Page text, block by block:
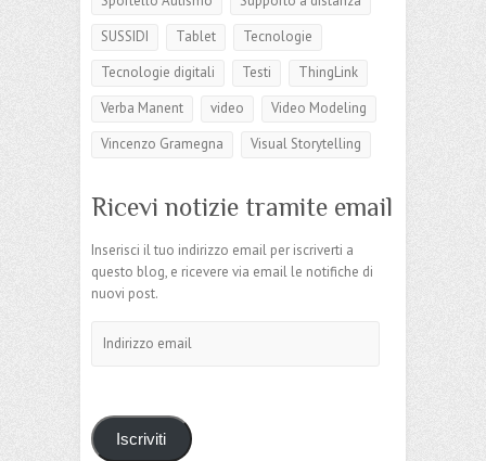
SUSSIDI
Tablet
Tecnologie
Tecnologie digitali
Testi
ThingLink
Verba Manent
video
Video Modeling
Vincenzo Gramegna
Visual Storytelling
Ricevi notizie tramite email
Inserisci il tuo indirizzo email per iscriverti a
questo blog, e ricevere via email le notifiche di
nuovi post.
email
Iscriviti